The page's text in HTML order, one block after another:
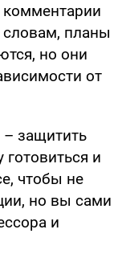
планы
но они
от
защитить
готовиться и
чтобы не
но вы сами
и